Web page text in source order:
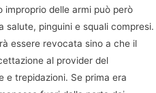
delle armi può però
salute, pinguini e squali compresi.
essere revocata sino a che il
al provider del
e trepidazioni. Se prima era